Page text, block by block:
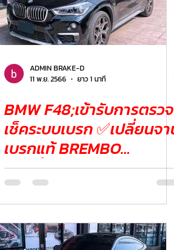
ADMIN BRAKE-D
11 พ.ย. 2566
ยาว 1 นาที
BMW F48;เข้ารับการตรวจ
เช็คระบบเบรก ✅เปลี่ยนจาน
เบรกแท้ BREMBO
✅เปลี่ยนผ้าเบรก TRW
COTEC